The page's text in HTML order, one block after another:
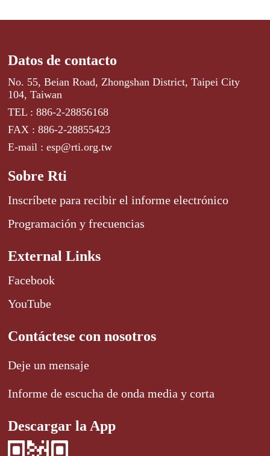
Datos de contacto
No. 55, Beian Road, Zhongshan District, Taipei City
104, Taiwan
TEL : 886-2-28856168
FAX : 886-2-28855423
E-mail : esp@rti.org.tw
Sobre Rti
Inscríbete para recibir el informe electrónico
Programación y frecuencias
External Links
Facebook
YouTube
Contáctese con nosotros
Deje un mensaje
Informe de escucha de onda media y corta
Descargar la App